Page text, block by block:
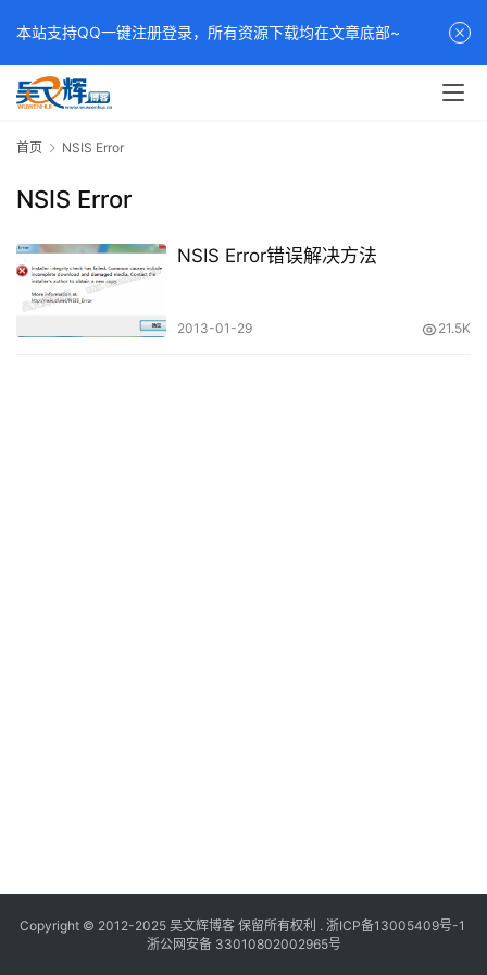
首页 NSIS Error
NSIS Error
NSIS Error错误解决方法
2013-01-29 21.5K
Copyright © 2012-2025 吴文辉博客保留所有权利 . 浙ICP备13005409号-1
浙公网安备 33010802002965号
本站支持QQ一键注册登录，所有资源下载均在文章底部~